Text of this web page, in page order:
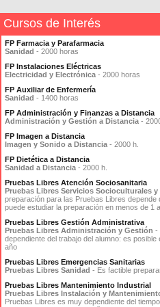
Cursos de Interés
FP Farmacia y Parafarmacia
Sanidad - 2000 horas
FP Instalaciones Eléctricas
Electricidad y Electrónica - 2000 horas
FP Auxiliar de Enfermería
Sanidad - 1400 horas
FP Administración y Finanzas a Distancia
Administración y Gestión a Distancia -
FP Imagen a Distancia
Imagen y Sonido a Distancia - 2000 h.
FP Dietética a Distancia
Sanidad a Distancia - 2000 h.
Pruebas Libres Atención Sociosanitaria
Pruebas Libres Servicios Socioculturales y
preparación para las Pruebas Libres depende
puede estudiar la preparación en menos de 1
Pruebas Libres Gestión Administrativa
Pruebas Libres Administración y Gestión -
dependiente del trabajo del alumno: es
año
Pruebas Libres Emergencias Sanitarias
Pruebas Libres Sanidad - Es factible
Pruebas Libres Mantenimiento Industrial
Pruebas Libres Instalación y
Pruebas Libres es muy dependiente del